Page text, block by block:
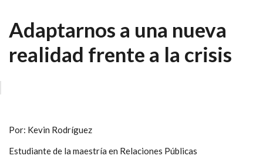
Adaptarnos a una nueva
realidad frente a la crisis
Por: Kevin Rodríguez
Estudiante de la maestría en Relaciones Públicas